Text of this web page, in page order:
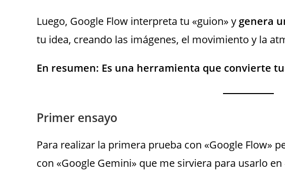
Luego, Google Flow interpreta tu «guion» y genera
tu idea, creando las imágenes, el movimiento y la
En resumen: Es una herramienta que convierte
Primer ensayo
Para realizar la primera prueba con «Google Flow»
con «Google Gemini» que me sirviera para usarlo